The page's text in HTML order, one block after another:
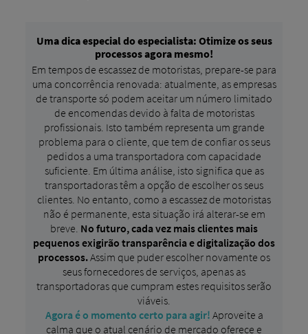
Uma dica especial do especialista: Otimize os seus
processos agora mesmo!
Em tempos de escassez de motoristas, prepare-se para
uma concorrência renovada: atualmente, as empresas
de transporte só podem aceitar um número limitado
de encomendas devido à falta de motoristas
profissionais. Isto também representa um grande
problema para o cliente, que tem de confiar os seus
pedidos a uma transportadora com capacidade
suficiente. Em última análise, isto significa que as
transportadoras têm a opção de escolher os seus
clientes. No entanto, como a escassez de motoristas
não é permanente, esta situação irá alterar-se em
breve. No futuro, cada vez mais clientes mais
pequenos exigirão transparência e digitalização dos
processos.Assim que puder escolher novamente os
seus fornecedores de serviços, apenas as
transportadoras que cumpram estes requisitos serão
viáveis.
Agora é o momento certo para agir! Aproveite a
calma que o atual cenário de mercado oferece e